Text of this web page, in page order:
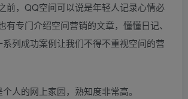
前，QQ空间可以说是年轻人记录心情必
有专门介绍空间营销的文章，懂懂日记、
列成功案例让我们不得不重视空间的营
人的网上家园，熟知度非常高。